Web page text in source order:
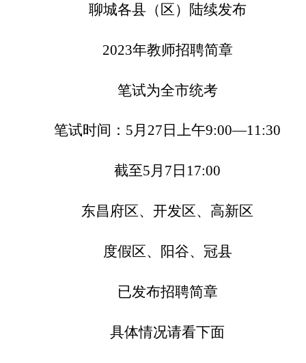
聊城各县（区）陆续发布
2023年教师招聘简章
笔试为全市统考
笔试时间：5月27日上午9:00—11:30
截至5月7日17:00
东昌府区、开发区、高新区
度假区、阳谷、冠县
已发布招聘简章
具体情况请看下面